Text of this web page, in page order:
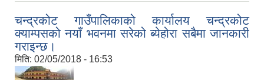
चन्द्रकोट गाउँपालिकाको कार्यालय चन्द्रकोट
क्याम्पसको नयाँ भवनमा सरेको ब्येहोरा सबैमा जानकारी
गराइन्छ।
मिति: 02/05/2018 - 16:53